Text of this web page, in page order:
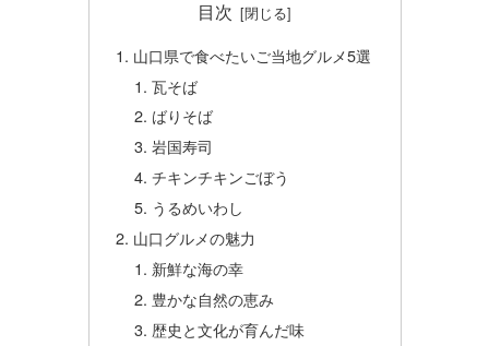
目次
山口県で食べたいご当地グルメ5選
瓦そば
ばりそば
岩国寿司
チキンチキンごぼう
うるめいわし
山口グルメの魅力
新鮮な海の幸
豊かな自然の恵み
歴史と文化が育んだ味